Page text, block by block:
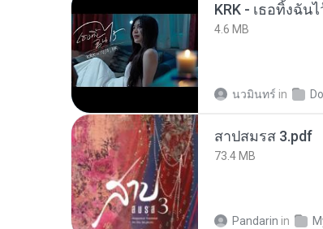
KRK - เธอทิ้งฉัน
4.6 MB
นวมินทร์ in
สาปสมรส 3.pdf
73.4 MB
Pandarin in